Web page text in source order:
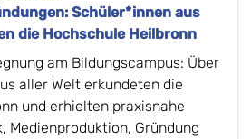
Schüler*innen aus
die Hochschule Heilbronn
am Bildungscampus: Über
aller Welt erkundeten die
und erhielten praxisnahe
Medienproduktion, Gründung